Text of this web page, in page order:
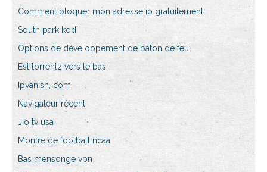
Comment bloquer mon adresse ip gratuitement
South park kodi
Options de développement de bâton de feu
Est torrentz vers le bas
Ipvanish, com
Navigateur récent
Jio tv usa
Montre de football ncaa
Bas mensonge vpn